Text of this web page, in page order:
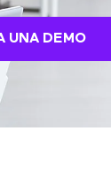
UNA DEMO